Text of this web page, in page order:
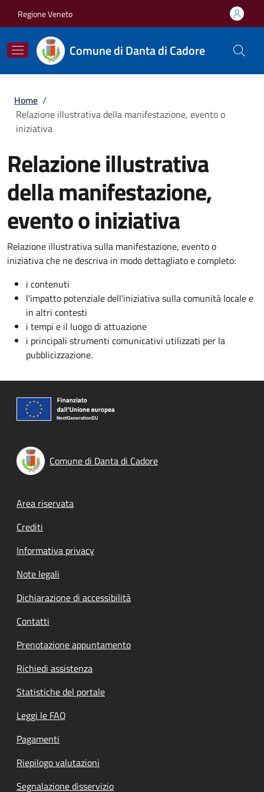
Regione Veneto
Comune di Danta di Cadore
Briciole di pane
Home /
Relazione illustrativa della manifestazione, evento o
iniziativa
Relazione illustrativa
della manifestazione,
evento o iniziativa
Relazione illustrativa sulla manifestazione, evento o
iniziativa che ne descriva in modo dettagliato e completo:
i contenuti
l'impatto potenziale dell'iniziativa sulla comunità locale e
in altri contesti
i tempi e il luogo di attuazione
i principali strumenti comunicativi utilizzati per la
pubblicizzazione.
Comune di Danta di Cadore
Footer menu
Area riservata
Crediti
Informativa privacy
Note legali
Dichiarazione di accessibilità
Contatti
Prenotazione appuntamento
Richiedi assistenza
Statistiche del portale
Leggi le FAQ
Pagamenti
Riepilogo valutazioni
Segnalazione disservizio